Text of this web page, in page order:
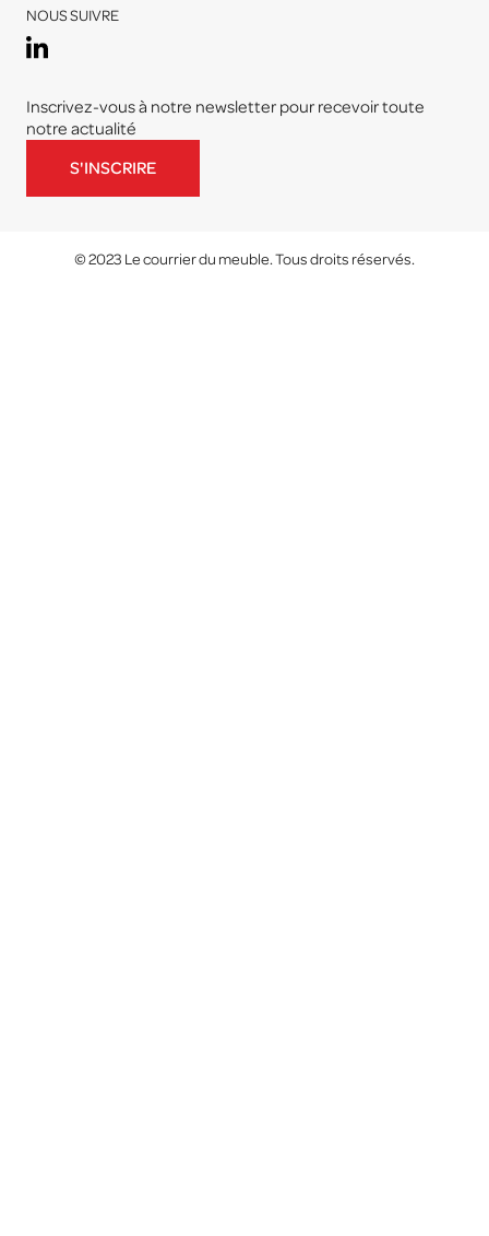
NOUS SUIVRE
Inscrivez-vous à notre newsletter pour recevoir toute
notre actualité
S'INSCRIRE
© 2023 Le courrier du meuble. Tous droits réservés.